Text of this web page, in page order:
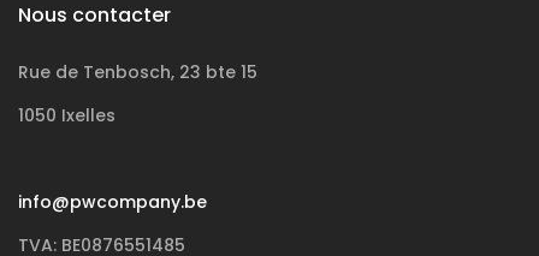
Nous contacter
Rue de Tenbosch, 23 bte 15
1050 Ixelles
info@pwcompany.be
TVA: BE0876551485